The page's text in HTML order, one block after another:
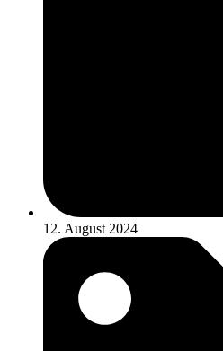
12. August 2024